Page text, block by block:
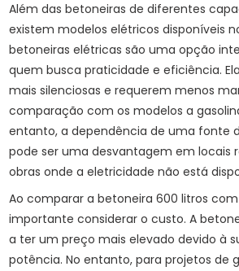
Além das betoneiras de diferentes
existem modelos elétricos disponíveis
betoneiras elétricas são uma opção
quem busca praticidade e eficiência.
mais silenciosas e requerem menos
comparação com os modelos a
entanto, a dependência de uma fonte
pode ser uma desvantagem em locais
obras onde a eletricidade não está
Ao comparar a betoneira 600 litros
importante considerar o custo. A
a ter um preço mais elevado devido à
potência. No entanto, para projetos de